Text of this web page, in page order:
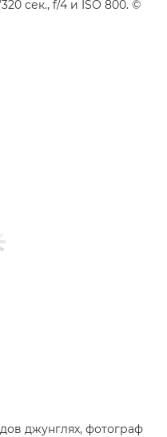
сек., f/4 и ISO 800. ©
джунглях, фотограф